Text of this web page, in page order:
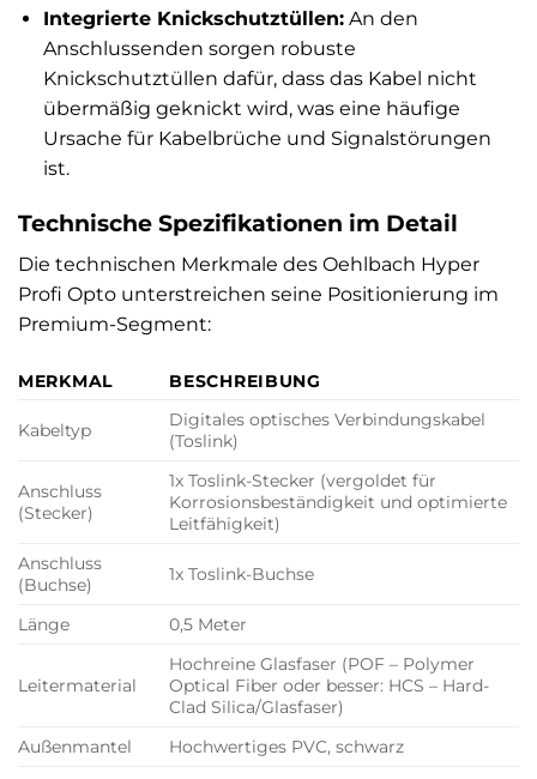
Integrierte Knickschutztüllen:An den
Anschlussenden sorgen robuste
Knickschutztüllen dafür, dass das Kabel nicht
übermäßig geknickt wird, was eine häufige
Ursache für Kabelbrüche und Signalstörungen
ist.
Technische Spezifikationen im Detail
Die technischen Merkmale des Oehlbach Hyper
Profi Opto unterstreichen seine Positionierung im
Premium-Segment:
MERKMAL BESCHREIBUNG
Kabeltyp
Digitales optisches Verbindungskabel
(Toslink)
Anschluss
(Stecker)
1x Toslink-Stecker (vergoldet für
Korrosionsbeständigkeit und optimierte
Leitfähigkeit)
Anschluss
(Buchse)
1x Toslink-Buchse
Länge 0,5 Meter
Leitermaterial
Hochreine Glasfaser (POF – Polymer
Optical Fiber oder besser: HCS – Hard-
Clad Silica/Glasfaser)
Außenmantel
Hochwertiges PVC, schwarz